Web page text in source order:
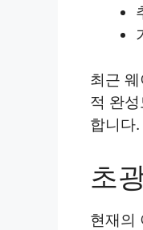
최근
적 완
합니다.
초
현재의